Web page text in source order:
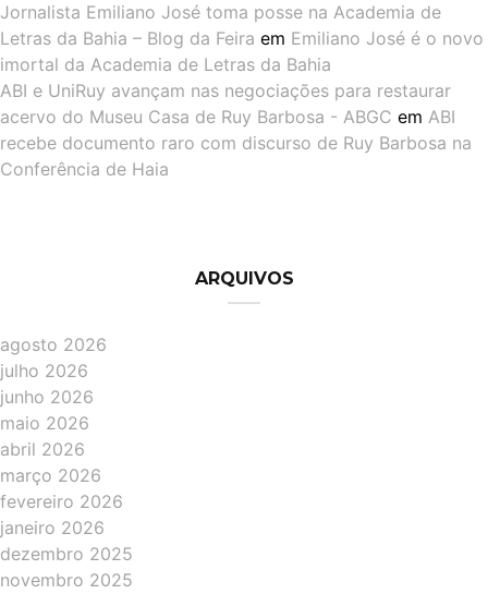
Jornalista Emiliano José toma posse na Academia de
Letras da Bahia – Blog da Feira em Emiliano José é o novo
imortal da Academia de Letras da Bahia
ABI e UniRuy avançam nas negociações para restaurar
acervo do Museu Casa de Ruy Barbosa - ABGC em ABI
recebe documento raro com discurso de Ruy Barbosa na
Conferência de Haia
ARQUIVOS
agosto 2026
julho 2026
junho 2026
maio 2026
abril 2026
março 2026
fevereiro 2026
janeiro 2026
dezembro 2025
novembro 2025